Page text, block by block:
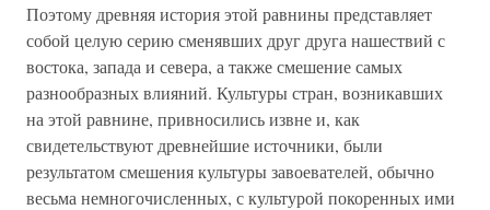
Поэтому древняя история этой равнины представляет
собой целую серию сменявших друг друга нашествий с
востока, запада и севера, а также смешение самых
разнообразных влияний. Культуры стран, возникавших
на этой равнине, привносились извне и, как
свидетельствуют древнейшие источники, были
результатом смешения культуры завоевателей, обычно
весьма немногочисленных, с культурой покоренных ими